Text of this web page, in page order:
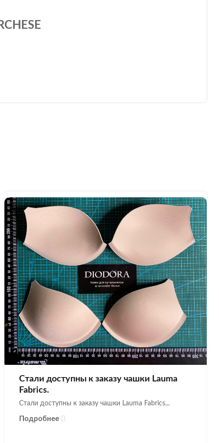
Стали доступны к заказу чашки Lauma
Fabrics.
Стали доступны к заказу чашки Lauma Fabrics...
Подробнее